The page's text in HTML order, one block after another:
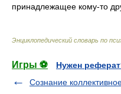
принадлежащее кому-то
Энциклопедический словарь по
Игры ⚽
Нужен
Сознание